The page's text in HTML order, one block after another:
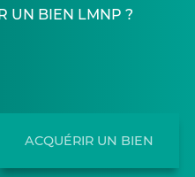
UN BIEN LMNP ?
ACQUÉRIR UN BIEN